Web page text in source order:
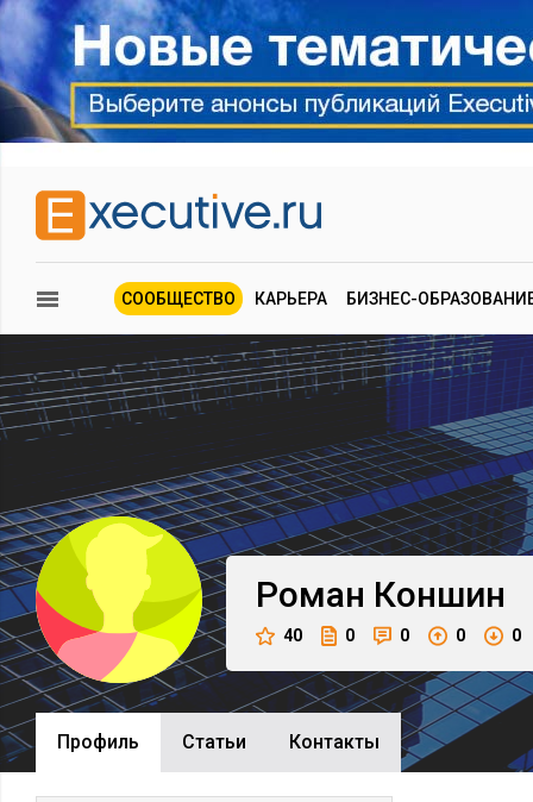
СООБЩЕСТВО КАРЬЕРА БИЗНЕС-
Роман Коншин
40 0 0 0 0
Профиль Cтатьи Контакты